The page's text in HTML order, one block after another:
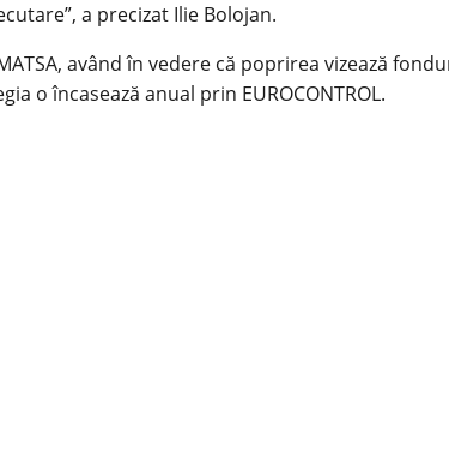
a precizat Ilie Bolojan.
având în vedere că poprirea vizează
o încasează anual prin EUROCONTROL.